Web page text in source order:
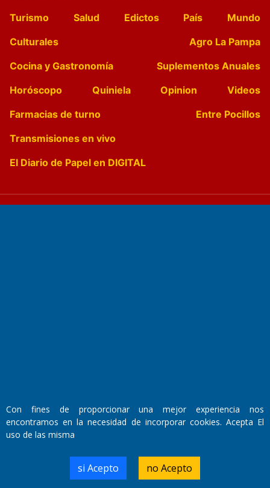
Turismo
Salud Edictos País
Mundo
Culturales
Agro La Pampa
Cocina y Gastronomía
Suplementos Anuales
Horóscopo
Quiniela Opinion
Videos
Farmacias de turno
Entre Pocillos
Transmisiones en vivo
El Diario de Papel en DIGITAL
Santa Rosa, La Pampa.
Número de Registro DNDA:
RL-2019-55551274-APN-DNDA#MJ
Con fines de proporcionar una mejor experiencia nos
encontramos en la necesidad de incorporar cookies. Acepta El
uso de las misma
si Acepto no Acepto